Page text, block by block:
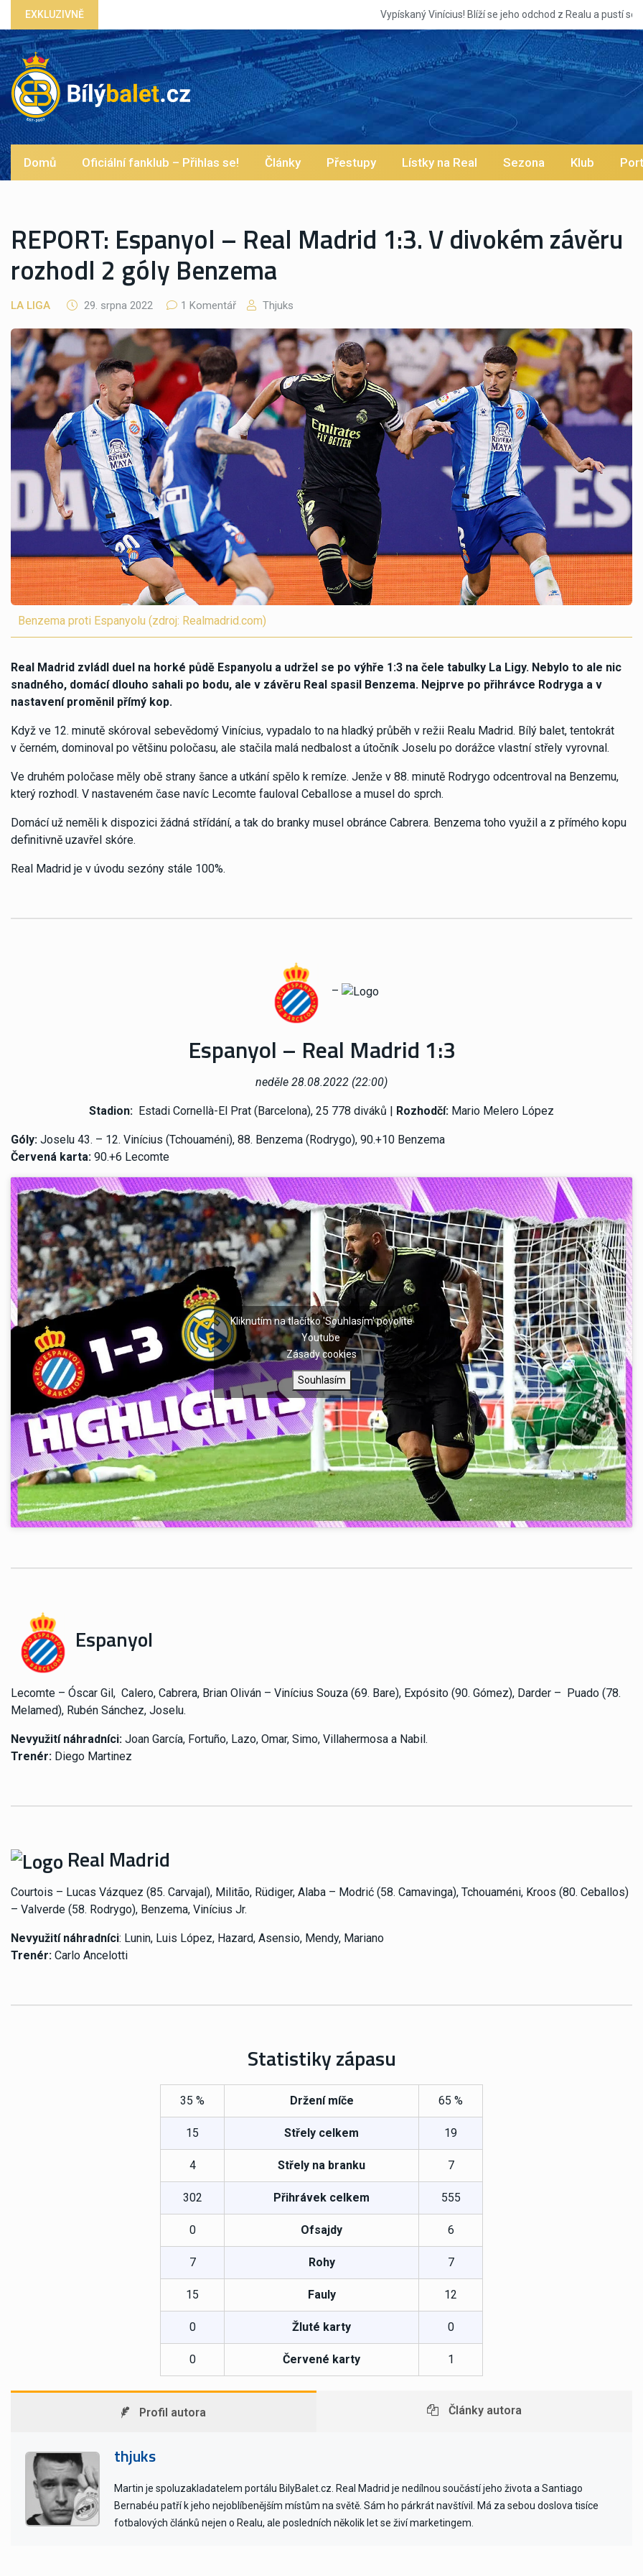
EXKLUZIVNĚ Vypískaný Vinícius! Blíží se jeho odchod z Realu a pustí se klub na trh už v lednu? | BALETKY #33
Domů Oficiální fanklub – Přihlas se! Články Přestupy Lístky na Real Sezona Klub
REPORT: Espanyol – Real Madrid 1:3. V divokém závěru
rozhodl 2 góly Benzema
LA LIGA 29. srpna 2022 1 Komentář Thjuks
Benzema proti Espanyolu (zdroj: Realmadrid.com)
Real Madrid zvládl duel na horké půdě Espanyolu a udržel se po výhře 1:3 na čele tabulky La Ligy. Nebylo to ale nic
snadného, domácí dlouho sahali po bodu, ale v závěru Real spasil Benzema. Nejprve po přihrávce Rodryga a v
nastavení proměnil přímý kop.
Když ve 12. minutě skóroval sebevědomý Vinícius, vypadalo to na hladký průběh v režii Realu Madrid. Bílý balet, tentokrát
v černém, dominoval po většinu poločasu, ale stačila malá nedbalost a útočník Joselu po dorážce vlastní střely vyrovnal.
Ve druhém poločase měly obě strany šance a utkání spělo k remíze. Jenže v 88. minutě Rodrygo odcentroval na Benzemu,
který rozhodl. V nastaveném čase navíc Lecomte fauloval Ceballose a musel do sprch.
Domácí už neměli k dispozici žádná střídání, a tak do branky musel obránce Cabrera. Benzema toho využil a z přímého kopu
definitivně uzavřel skóre.
Real Madrid je v úvodu sezóny stále 100%.
–
Espanyol – Real Madrid 1:3
neděle 28.08.2022 (22:00)
Stadion: Estadi Cornellà-El Prat (Barcelona), 25 778 diváků | Rozhodčí: Mario Melero López
Góly: Joselu 43. – 12. Vinícius (Tchouaméni), 88. Benzema (Rodrygo), 90.+10 Benzema
Červená karta: 90.+6 Lecomte
Kliknutím na tlačítko 'Souhlasím' povolíte
Youtube
Zásady cookies
Souhlasím
Espanyol
Lecomte – Óscar Gil, Calero, Cabrera, Brian Oliván – Vinícius Souza (69. Bare), Expósito (90. Gómez), Darder – Puado (78.
Melamed), Rubén Sánchez, Joselu.
Nevyužití náhradníci: Joan García, Fortuño, Lazo, Omar, Simo, Villahermosa a Nabil.
Trenér: Diego Martinez
Real Madrid
Courtois – Lucas Vázquez (85. Carvajal), Militão, Rüdiger, Alaba – Modrić (58. Camavinga), Tchouaméni, Kroos (80. Ceballos)
– Valverde (58. Rodrygo), Benzema, Vinícius Jr.
Nevyužití náhradníci: Lunin, Luis López, Hazard, Asensio, Mendy, Mariano
Trenér: Carlo Ancelotti
Statistiky zápasu
35 % Držení míče 65 %
15 Střely celkem 19
4 Střely na branku 7
302 Přihrávek celkem 555
0 Ofsajdy 6
7 Rohy 7
15 Fauly 12
0 Žluté karty 0
0 Červené karty 1
Profil autora Články autora
thjuks
Martin je spoluzakladatelem portálu BilyBalet.cz. Real Madrid je nedílnou součástí jeho života a Santiago
Bernabéu patří k jeho nejoblíbenějším místům na světě. Sám ho párkrát navštívil. Má za sebou doslova tisíce
fotbalových článků nejen o Realu, ale posledních několik let se živí marketingem.